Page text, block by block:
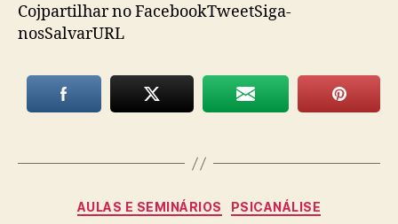
Cojpartilhar no FacebookTweetSiga-
nosSalvarURL
Categorias
AULAS E SEMINÁRIOS PSICANÁLISE